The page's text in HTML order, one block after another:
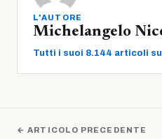
L'AUTORE
Michelangelo
Tutti i suoi 8.144 articoli
← ARTICOLO PRECEDENTE